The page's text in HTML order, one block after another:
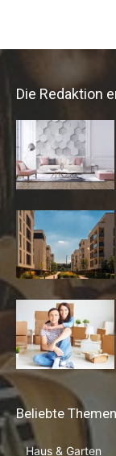
Die Redaktion
Beliebte Themen
Haus & Garten